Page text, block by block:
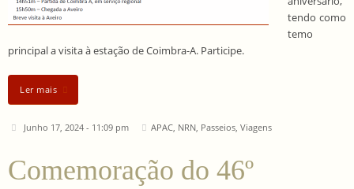
tendo como
temo
principal a visita à estação de Coimbra-A. Participe.
Ler mais
Junho 17, 2024 - 11:09 pm APAC NRN Passeios ,Viagens
Comemoração do 46º